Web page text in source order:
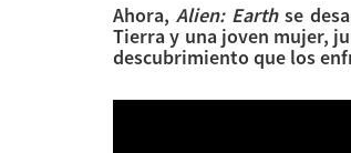
Ahora, Alien: Earthse
Tierra y una joven mujer,
descubrimiento que los